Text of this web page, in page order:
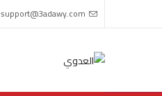
support@3adawy.com